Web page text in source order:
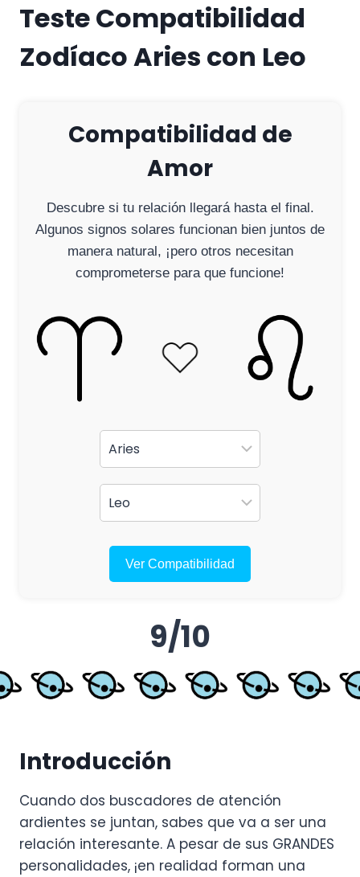
Teste Compatibilidad
Zodíaco Aries con Leo
Compatibilidad de
Amor
Descubre si tu relación llegará hasta el final.
Algunos signos solares funcionan bien juntos de
manera natural, ¡pero otros necesitan
comprometerse para que funcione!
Ver Compatibilidad
9/10
Introducción
Cuando dos buscadores de atención
ardientes se juntan, sabes que va a ser una
relación interesante. A pesar de sus GRANDES
personalidades, ¡en realidad forman una